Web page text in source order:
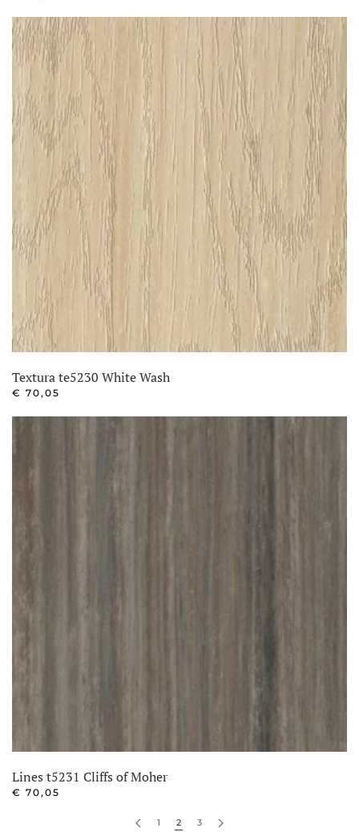
Textura te5230 White Wash
€ 70,05
Lines t5231 Cliffs of Moher
€ 70,05
1 2 3